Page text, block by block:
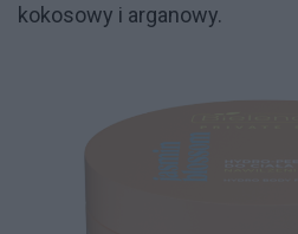
kokosowy i arganowy.